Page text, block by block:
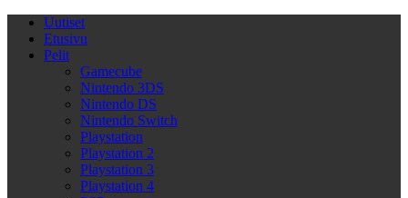
Uutiset
Etusivu
Pelit
Gamecube
Nintendo 3DS
Nintendo DS
Nintendo Switch
Playstation
Playstation 2
Playstation 3
Playstation 4